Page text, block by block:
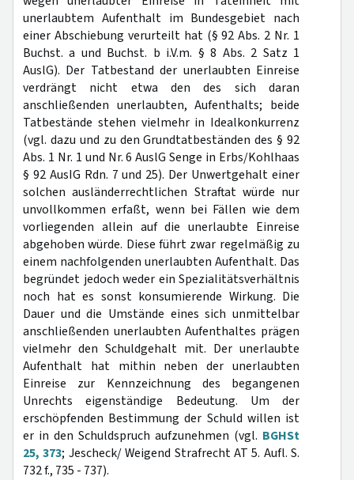
unerlaubtem Aufenthalt im Bundesgebiet nach
einer Abschiebung verurteilt hat (§ 92 Abs. 2 Nr. 1
Buchst. a und Buchst. b i.V.m. § 8 Abs. 2 Satz 1
AuslG). Der Tatbestand der unerlaubten Einreise
verdrängt nicht etwa den des sich daran
anschließenden unerlaubten, Aufenthalts; beide
Tatbestände stehen vielmehr in Idealkonkurrenz
(vgl. dazu und zu den Grundtatbeständen des § 92
Abs. 1 Nr. 1 und Nr. 6 AuslG Senge in Erbs/Kohlhaas
§ 92 AusIG Rdn. 7 und 25). Der Unwertgehalt einer
solchen ausländerrechtlichen Straftat würde nur
unvollkommen erfaßt, wenn bei Fällen wie dem
vorliegenden allein auf die unerlaubte Einreise
abgehoben würde. Diese führt zwar regelmäßig zu
einem nachfolgenden unerlaubten Aufenthalt. Das
begründet jedoch weder ein Spezialitätsverhältnis
noch hat es sonst konsumierende Wirkung. Die
Dauer und die Umstände eines sich unmittelbar
anschließenden unerlaubten Aufenthaltes prägen
vielmehr den Schuldgehalt mit. Der unerlaubte
Aufenthalt hat mithin neben der unerlaubten
Einreise zur Kennzeichnung des begangenen
Unrechts eigenständige Bedeutung. Um der
erschöpfenden Bestimmung der Schuld willen ist
er in den Schuldspruch aufzunehmen (vgl. BGHSt
25, 373; Jescheck/ Weigend Strafrecht AT 5. Aufl. S.
732 f., 735 - 737).